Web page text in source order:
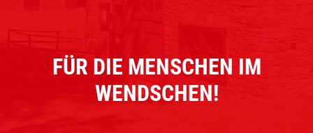
FÜR DIE MENSCHEN IM
WENDSCHEN!